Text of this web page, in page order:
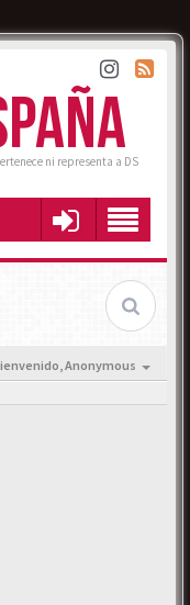
ni representa a DS
Anonymous